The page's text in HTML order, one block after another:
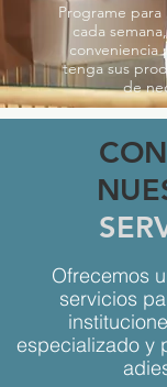
Programe
cada
conveniencia
tenga sus
de
Ofrecemos
servicios
especializado y